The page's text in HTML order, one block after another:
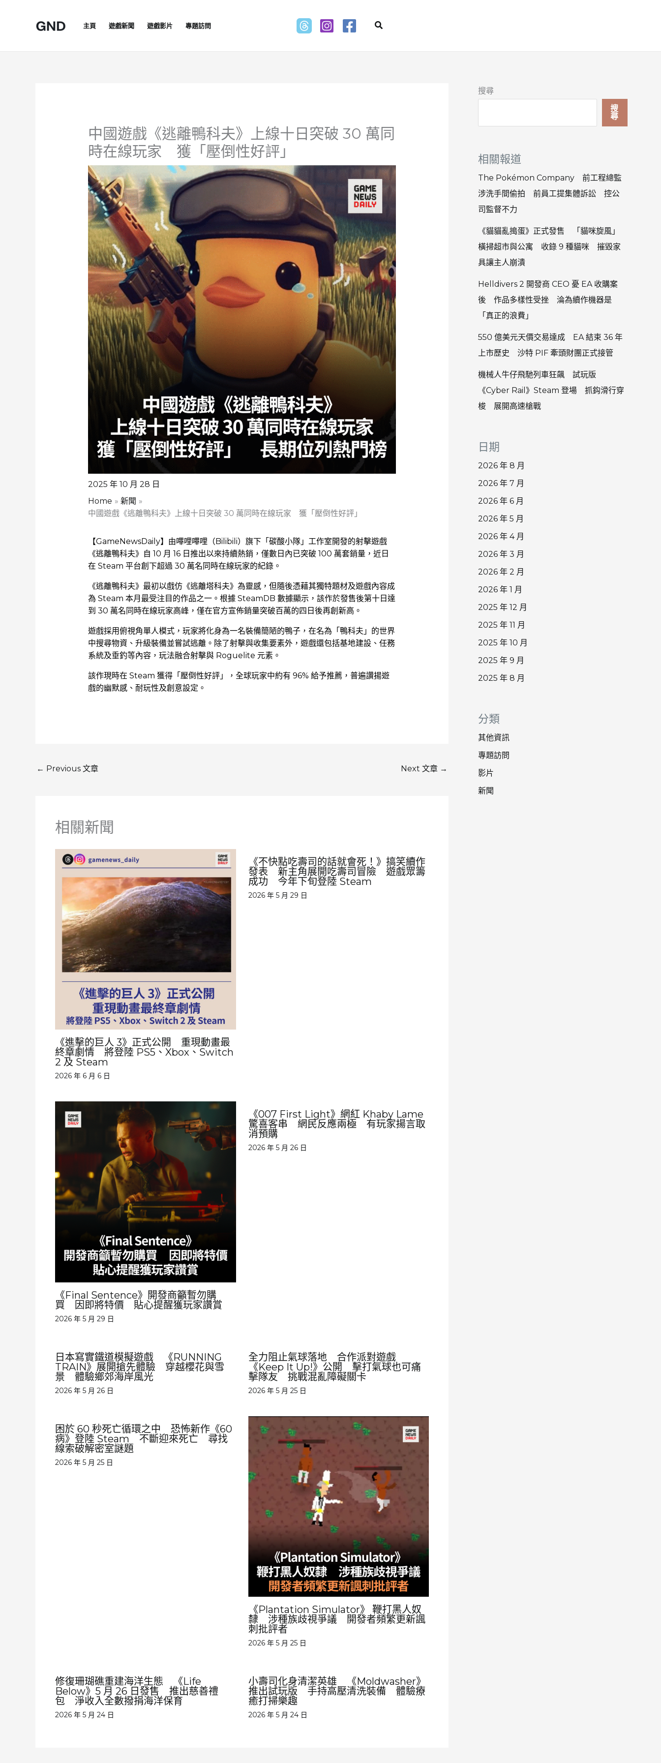
主頁 遊戲新聞 遊戲影片 專題訪問 Search
中國遊戲《逃離鴨科夫》上線十日突破 30 萬同
時在線玩家 獲「壓倒性好評」
2025 年 10 月 28 日
Home
新聞
中國遊戲《逃離鴨科夫》上線十日突破 30 萬同時在線玩家 獲「壓倒性好評」
【GameNewsDaily】由嗶哩嗶哩（Bilibili）旗下「碳酸小隊」工作室開發的射擊遊戲
《逃離鴨科夫》自 10 月 16 日推出以來持續熱銷，僅數日內已突破 100 萬套銷量，近日
在 Steam 平台創下超過 30 萬名同時在線玩家的紀錄。
《逃離鴨科夫》最初以戲仿《逃離塔科夫》為靈感，但隨後憑藉其獨特題材及遊戲內容成
為 Steam 本月最受注目的作品之一。根據 SteamDB 數據顯示，該作於發售後第十日達
到 30 萬名同時在線玩家高峰，僅在官方宣佈銷量突破百萬的四日後再創新高。
遊戲採用俯視角單人模式，玩家將化身為一名裝備簡陋的鴨子，在名為「鴨科夫」的世界
中搜尋物資、升級裝備並嘗試逃離。除了射擊與收集要素外，遊戲還包括基地建設、任務
系統及垂釣等內容，玩法融合射擊與 Roguelite 元素。
該作現時在 Steam 獲得「壓倒性好評」，全球玩家中約有 96% 給予推薦，普遍讚揚遊
戲的幽默感、耐玩性及創意設定。
← Previous 文章 Next 文章 →
相關新聞
《進擊的巨人 3》正式公開 重現動畫最
終章劇情 將登陸 PS5、Xbox、Switch
2 及 Steam
2026 年 6 月 6 日
《不快點吃壽司的話就會死！》搞笑續作
發表 新主角展開吃壽司冒險 遊戲眾籌
成功 今年下旬登陸 Steam
2026 年 5 月 29 日
《Final Sentence》開發商籲暫勿購
買 因即將特價 貼心提醒獲玩家讚賞
2026 年 5 月 29 日
《007 First Light》網紅 Khaby Lame
驚喜客串 網民反應兩極 有玩家揚言取
消預購
2026 年 5 月 26 日
日本寫實鐵道模擬遊戲 《RUNNING
TRAIN》展開搶先體驗 穿越櫻花與雪
景 體驗鄉郊海岸風光
2026 年 5 月 26 日
全力阻止氣球落地 合作派對遊戲
《Keep It Up!》公開 擊打氣球也可痛
擊隊友 挑戰混亂障礙關卡
2026 年 5 月 25 日
困於 60 秒死亡循環之中 恐怖新作《60
病》登陸 Steam 不斷迎來死亡 尋找
線索破解密室謎題
2026 年 5 月 25 日
《Plantation Simulator》 鞭打黑人奴
隸 涉種族歧視爭議 開發者頻繁更新諷
刺批評者
2026 年 5 月 25 日
修復珊瑚礁重建海洋生態 《Life
Below》5 月 26 日發售 推出慈善禮
包 淨收入全數撥捐海洋保育
2026 年 5 月 24 日
小壽司化身清潔英雄 《Moldwasher》
推出試玩版 手持高壓清洗裝備 體驗療
癒打掃樂趣
2026 年 5 月 24 日
搜尋
搜
尋
相關報道
The Pokémon Company 前工程總監
涉洗手間偷拍 前員工提集體訴訟 控公
司監督不力
《貓貓亂搗蛋》正式發售 「貓咪旋風」
橫掃超市與公寓 收錄 9 種貓咪 摧毀家
具讓主人崩潰
Helldivers 2 開發商 CEO 憂 EA 收購案
後 作品多樣性受挫 淪為續作機器是
「真正的浪費」
550 億美元天價交易達成 EA 結束 36 年
上市歷史 沙特 PIF 牽頭財團正式接管
機械人牛仔飛馳列車狂飆 試玩版
《Cyber Rail》Steam 登場 抓鈎滑行穿
梭 展開高速槍戰
日期
2026 年 8 月
2026 年 7 月
2026 年 6 月
2026 年 5 月
2026 年 4 月
2026 年 3 月
2026 年 2 月
2026 年 1 月
2025 年 12 月
2025 年 11 月
2025 年 10 月
2025 年 9 月
2025 年 8 月
分類
其他資訊
專題訪問
影片
新聞